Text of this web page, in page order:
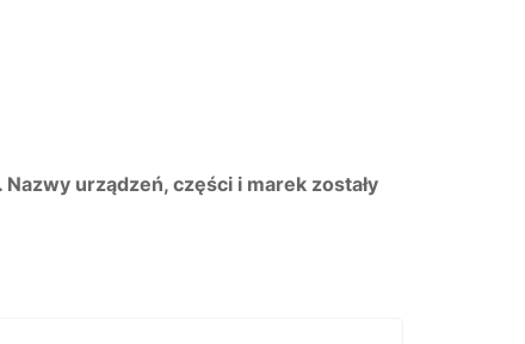
urządzeń, części i marek zostały